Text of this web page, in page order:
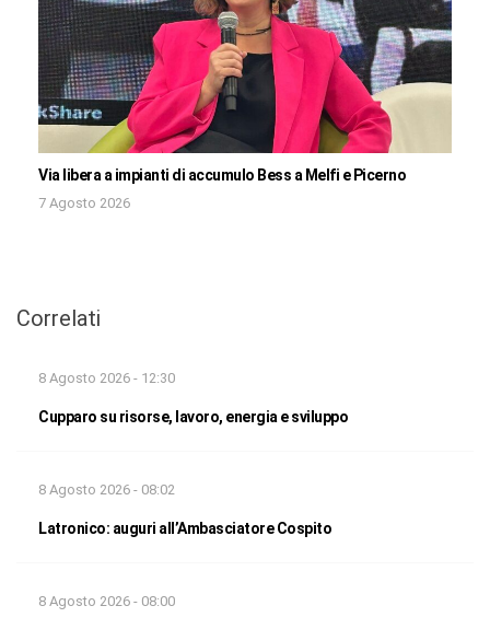
Via libera a impianti di accumulo Bess a Melfi e Picerno
7 Agosto 2026
Correlati
8 Agosto 2026 - 12:30
Cupparo su risorse, lavoro, energia e sviluppo
8 Agosto 2026 - 08:02
Latronico: auguri all’Ambasciatore Cospito
8 Agosto 2026 - 08:00